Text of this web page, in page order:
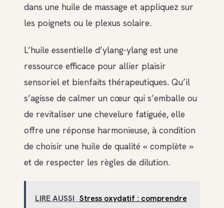
dans une huile de massage et appliquez sur
les poignets ou le plexus solaire.
L’huile essentielle d’ylang-ylang est une
ressource efficace pour allier plaisir
sensoriel et bienfaits thérapeutiques. Qu’il
s’agisse de calmer un cœur qui s’emballe ou
de revitaliser une chevelure fatiguée, elle
offre une réponse harmonieuse, à condition
de choisir une huile de qualité « complète »
et de respecter les règles de dilution.
LIRE AUSSI Stress oxydatif : comprendre